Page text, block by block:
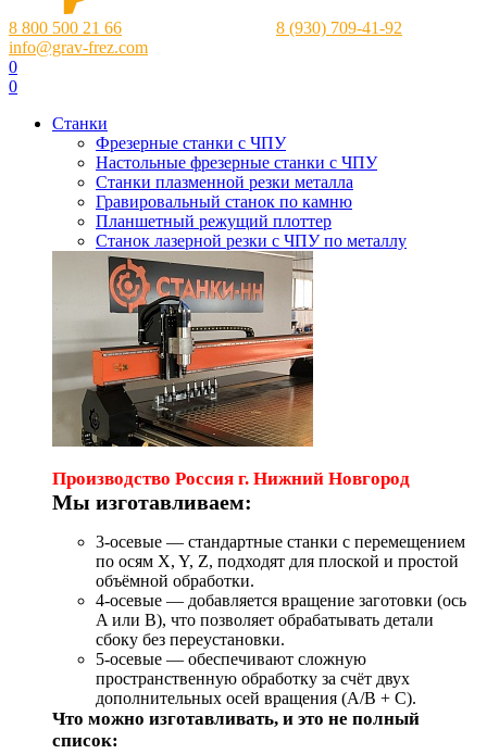
8 800 500 21 66
8 (930) 709-41-92
info@grav-frez.com
0
0
Станки
Фрезерные станки с ЧПУ
Настольные фрезерные станки с ЧПУ
Станки плазменной резки металла
Гравировальный станок по камню
Планшетный режущий плоттер
Станок лазерной резки с ЧПУ по металлу
Производство Россия г. Нижний Новгород
Мы изготавливаем:
3-осевые — стандартные станки с перемещением
по осям X, Y, Z, подходят для плоской и простой
объёмной обработки.
4-осевые — добавляется вращение заготовки (ось
A или B), что позволяет обрабатывать детали
сбоку без переустановки.
5-осевые — обеспечивают сложную
пространственную обработку за счёт двух
дополнительных осей вращения (A/B + C).
Что можно изготавливать, и это не полный
список: